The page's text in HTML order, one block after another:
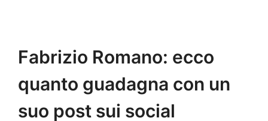
Fabrizio Romano: ecco
quanto guadagna con un
suo post sui social